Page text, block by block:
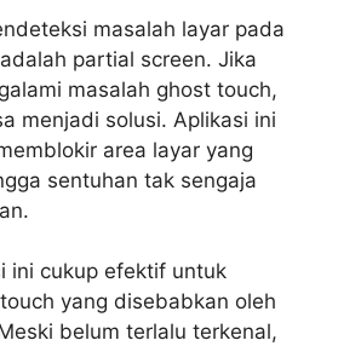
masalah layar pada
partial screen. Jika
masalah ghost touch,
menjadi solusi. Aplikasi ini
area layar yang
sentuhan tak sengaja
ini cukup efektif untuk
yang disebabkan oleh
belum terlalu terkenal,